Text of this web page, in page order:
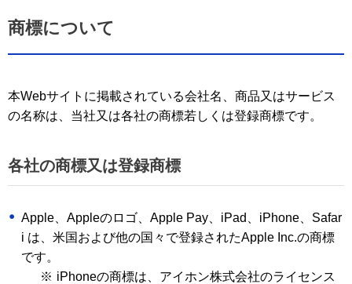
商標について
本Webサイトに掲載されている会社名、商品又はサービス
の名称は、当社又は各社の商標若しくは登録商標です。
各社の商標又は登録商標
Apple、Appleのロゴ、Apple Pay、iPad、iPhone、Safar
i は、米国および他の国々で登録されたApple Inc.の商標
です。
※ iPhoneの商標は、アイホン株式会社のライセンス